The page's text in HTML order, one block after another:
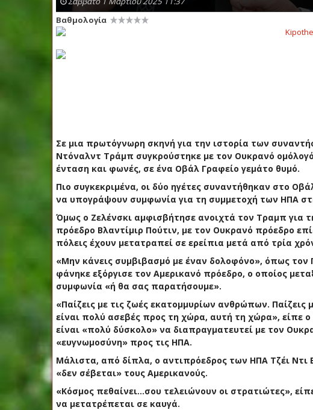
Βαθμολογία
Σε μια πρωτόγνωρη σκηνή για την ιστορία των
Ντόναλντ Τράμπ συγκρούστηκε με τον Ουκρανό
ένταση και φωνές, σε ένα Οβάλ Γραφείο γεμάτο θυμό.
Πιο συγκεκριμένα, οι δύο ηγέτες συναντήθηκαν στο
να υπογράψουν συμφωνία για τη συμμετοχή των ΗΠΑ
Όμως ο Ζελένσκι αμφισβήτησε ανοιχτά τον Τραμπ για
πρόεδρο Βλαντίμιρ Πούτιν, με τον Ουκρανό πρόεδρο
πόλεις έχουν μετατραπεί σε ερείπια μετά από τρία
«Μην κάνεις συμβιβασμό με έναν δολοφόνο», όπως
φάνηκε εξόργισε τον Αμερικανό πρόεδρο, ο οποίος
συμφωνία «ή θα σας παρατήσουμε».
«Παίζεις με τις ζωές εκατομμυρίων ανθρώπων.
είναι πολύ ασεβές προς τη χώρα, αυτή τη χώρα», είπε
είναι «πολύ δύσκολο» να διαπραγματευτεί με τον
«ευγνωμοσύνη» προς τις ΗΠΑ.
Μάλιστα, από δίπλα, ο αντιπρόεδρος των ΗΠΑ Τζέι Ντι
«δεν σέβεται» τους Αμερικανούς.
«Κόσμος πεθαίνει…σου τελειώνουν οι στρατιώτες»,
να μετατρέπεται σε καυγά.